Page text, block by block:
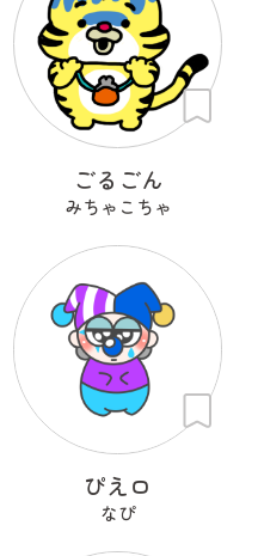
ごるごん
みちゃこちゃ
ぴえロ
なぴ